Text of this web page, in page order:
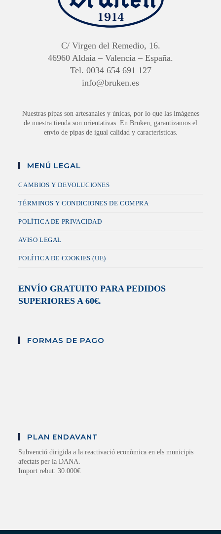
C/ Virgen del Remedio, 16.
46960 Aldaia – Valencia – España.
Tel. 0034 654 691 127
info@bruken.es
Nuestras pipas son artesanales y únicas, por lo que las imágenes
de nuestra tienda son orientativas. En Bruken, garantizamos el
envío de pipas de igual calidad y características.
MENÚ LEGAL
CAMBIOS Y DEVOLUCIONES
TÉRMINOS Y CONDICIONES DE COMPRA
POLÍTICA DE PRIVACIDAD
AVISO LEGAL
POLÍTICA DE COOKIES (UE)
ENVÍO GRATUITO PARA PEDIDOS
SUPERIORES A 60€.
FORMAS DE PAGO
PLAN ENDAVANT
Subvenció dirigida a la reactivació econòmica en els municipis
afectats per la DANA.
Import rebut: 30.000€